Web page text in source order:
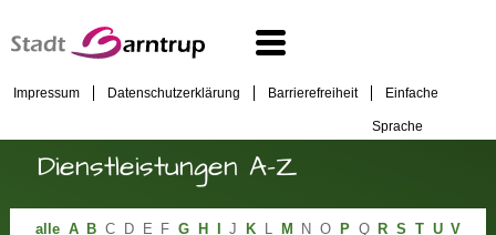
Impressum Datenschutzerklärung Barrierefreiheit Einfache
Sprache
Dienstleistungen A-Z
alle A B C D E F G H J K L M N O P Q R S T U V